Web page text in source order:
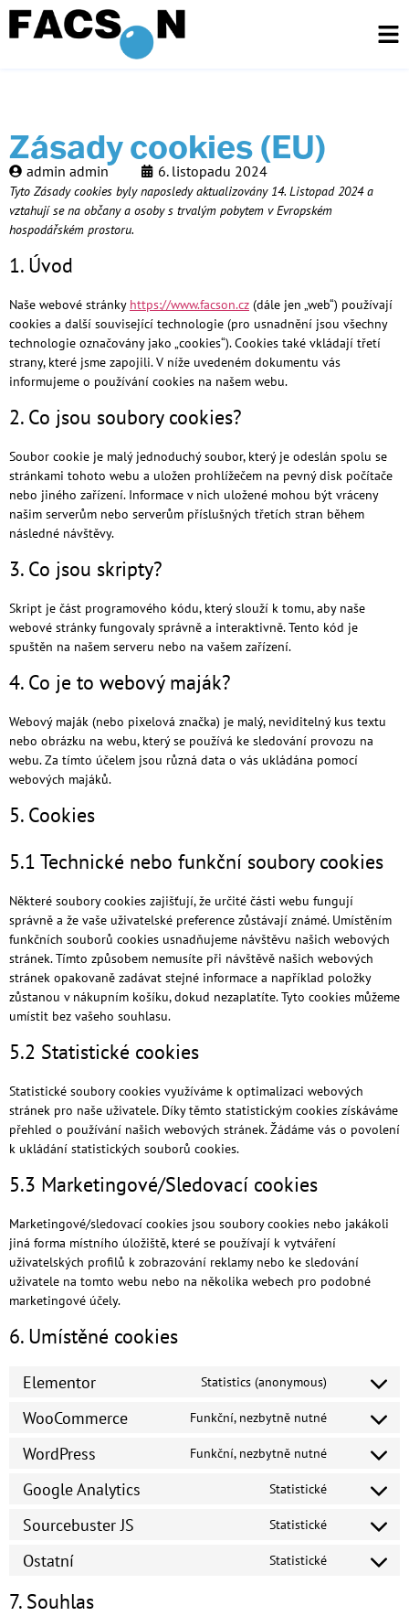
Zásady cookies (EU)
admin admin 6. listopadu 2024
Tyto Zásady cookies byly naposledy aktualizovány 14. Listopad 2024 a
vztahují se na občany a osoby s trvalým pobytem v Evropském
hospodářském prostoru.
1. Úvod
Naše webové stránky https://www.facson.cz (dále jen „web“) používají
cookies a další související technologie (pro usnadnění jsou všechny
technologie označovány jako „cookies“). Cookies také vkládají třetí
strany, které jsme zapojili. V níže uvedeném dokumentu vás
informujeme o používání cookies na našem webu.
2. Co jsou soubory cookies?
Soubor cookie je malý jednoduchý soubor, který je odeslán spolu se
stránkami tohoto webu a uložen prohlížečem na pevný disk počítače
nebo jiného zařízení. Informace v nich uložené mohou být vráceny
našim serverům nebo serverům příslušných třetích stran během
následné návštěvy.
3. Co jsou skripty?
Skript je část programového kódu, který slouží k tomu, aby naše
webové stránky fungovaly správně a interaktivně. Tento kód je
spuštěn na našem serveru nebo na vašem zařízení.
4. Co je to webový maják?
Webový maják (nebo pixelová značka) je malý, neviditelný kus textu
nebo obrázku na webu, který se používá ke sledování provozu na
webu. Za tímto účelem jsou různá data o vás ukládána pomocí
webových majáků.
5. Cookies
5.1 Technické nebo funkční soubory cookies
Některé soubory cookies zajišťují, že určité části webu fungují
správně a že vaše uživatelské preference zůstávají známé. Umístěním
funkčních souborů cookies usnadňujeme návštěvu našich webových
stránek. Tímto způsobem nemusíte při návštěvě našich webových
stránek opakovaně zadávat stejné informace a například položky
zůstanou v nákupním košíku, dokud nezaplatíte. Tyto cookies můžeme
umístit bez vašeho souhlasu.
5.2 Statistické cookies
Statistické soubory cookies využíváme k optimalizaci webových
stránek pro naše uživatele. Díky těmto statistickým cookies získáváme
přehled o používání našich webových stránek. Žádáme vás o povolení
k ukládání statistických souborů cookies.
5.3 Marketingové/Sledovací cookies
Marketingové/sledovací cookies jsou soubory cookies nebo jakákoli
jiná forma místního úložiště, které se používají k vytváření
uživatelských profilů k zobrazování reklamy nebo ke sledování
uživatele na tomto webu nebo na několika webech pro podobné
marketingové účely.
6. Umístěné cookies
Elementor Statistics (anonymous)
WooCommerce Funkční, nezbytně nutné
WordPress Funkční, nezbytně nutné
Google Analytics Statistické
Sourcebuster JS Statistické
Ostatní Statistické
7. Souhlas